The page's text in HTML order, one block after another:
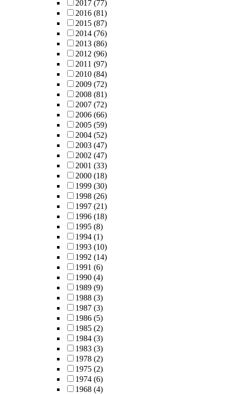
2017 (77)
2016 (81)
2015 (87)
2014 (76)
2013 (86)
2012 (96)
2011 (97)
2010 (84)
2009 (72)
2008 (81)
2007 (72)
2006 (66)
2005 (59)
2004 (52)
2003 (47)
2002 (47)
2001 (33)
2000 (18)
1999 (30)
1998 (26)
1997 (21)
1996 (18)
1995 (8)
1994 (1)
1993 (10)
1992 (14)
1991 (6)
1990 (4)
1989 (9)
1988 (3)
1987 (3)
1986 (5)
1985 (2)
1984 (3)
1983 (3)
1978 (2)
1975 (2)
1974 (6)
1968 (4)